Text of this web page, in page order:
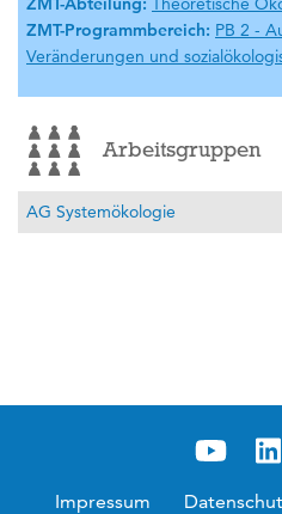
ZMT-Programmbereich: PB 2 -
Veränderungen und
Arbeitsgruppen
AG Systemökologie
Impressum